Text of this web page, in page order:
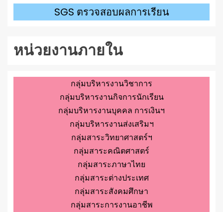
SGS ตรวจสอบผลการเรียน
หน่วยงานภายใน
กลุ่มบริหารงานวิชาการ
กลุ่มบริหารงานกิจการนักเรียน
กลุ่มบริหารงานบุคคล การเงินฯ
กลุ่มบริหารงานส่งเสริมฯ
กลุ่มสาระวิทยาศาสตร์ฯ
กลุ่มสาระคณิตศาสตร์
กลุ่มสาระภาษาไทย
กลุ่มสาระต่างประเทศ
กลุ่มสาระสังคมศึกษา
กลุ่มสาระการงานอาชีพ